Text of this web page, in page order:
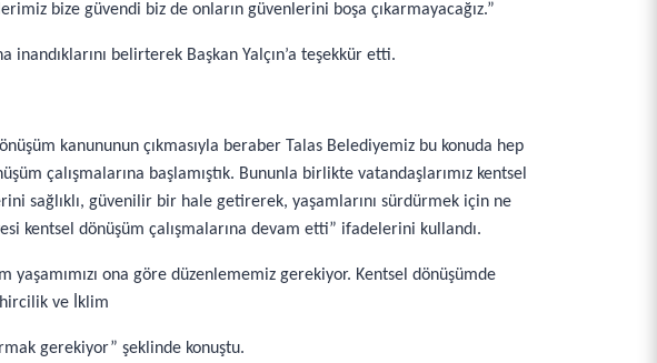
bize güvendi biz de onların güvenlerini boşa çıkarmayacağız.”
belirterek Başkan Yalçın’a teşekkür etti.
kanununun çıkmasıyla beraber Talas Belediyemiz bu konuda hep
çalışmalarına başlamıştık. Bununla birlikte vatandaşlarımız kentsel
sağlıklı, güvenilir bir hale getirerek, yaşamlarını sürdürmek için ne
kentsel dönüşüm çalışmalarına devam etti” ifadelerini kullandı.
ona göre düzenlememiz gerekiyor. Kentsel dönüşümde
ve İklim
gerekiyor” şeklinde konuştu.